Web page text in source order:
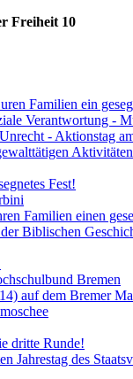
Freiheit 10
Familien ein
Verantwortung -
- Aktionstag
Fest!
Familien einen
Biblischen
Bremen
auf dem Bremer
dritte Runde!
Jahrestag des